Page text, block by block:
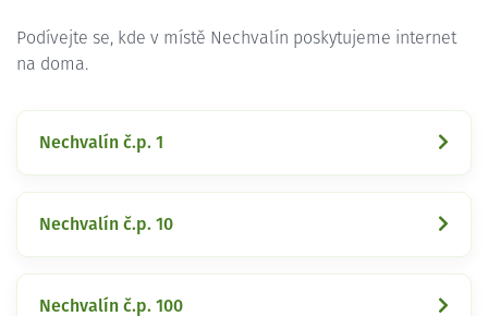
Podívejte se, kde v místě Nechvalín poskytujeme internet
na doma.
Nechvalín č.p. 1
Nechvalín č.p. 10
Nechvalín č.p. 100